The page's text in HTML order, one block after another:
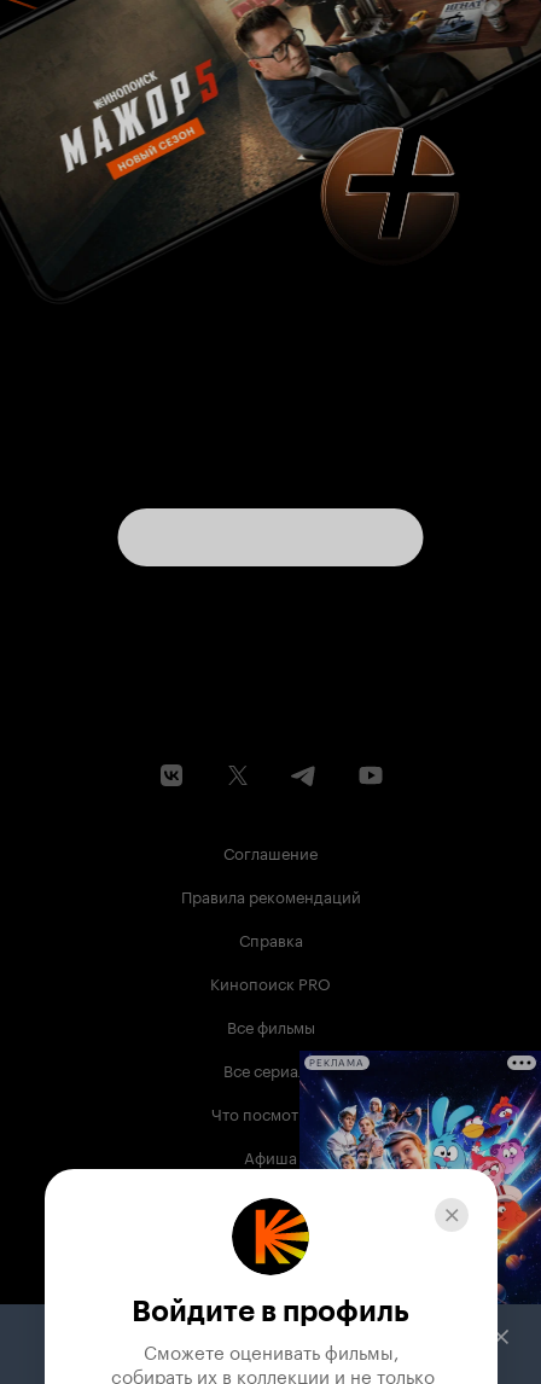
Соглашение
Правила рекомендаций
Справка
Кинопоиск PRO
Все фильмы
Все сериалы
Что посмотреть
Афиша
Музыка
Телепрограмма
Служба поддержки
РЕКЛАМА
Войдите в профиль
Сможете оценивать фильмы,
собирать их в коллекции и не только